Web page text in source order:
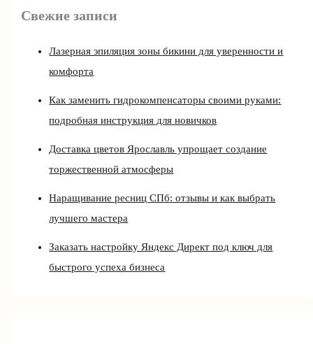
Свежие записи
Лазерная эпиляция зоны бикини для уверенности и
комфорта
Как заменить гидрокомпенсаторы своими руками:
подробная инструкция для новичков
Доставка цветов Ярославль упрощает создание
торжественной атмосферы
Наращивание ресниц СПб: отзывы и как выбрать
лучшего мастера
Заказать настройку Яндекс Директ под ключ для
быстрого успеха бизнеса